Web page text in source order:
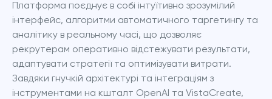
Платформа поєднує в собі інтуїтивно зрозумілий
інтерфейс, алгоритми автоматичного таргетингу та
аналітику в реальному часі, що дозволяє
рекрутерам оперативно відстежувати результати,
адаптувати стратегії та оптимізувати витрати.
Завдяки гнучкій архітектурі та інтеграціям з
інструментами на кшталт OpenAI та VistaCreate,